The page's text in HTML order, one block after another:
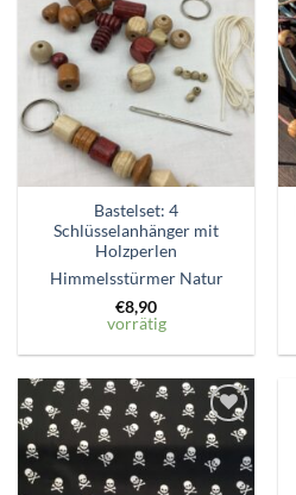
Zum
Wunschzettel
hinzufügen
Bastelset: 4
Schlüsselanhänger mit
Holzperlen
Himmelsstürmer Natur
€8,90
vorrätig
Zum
Wunschzettel
hinzufügen